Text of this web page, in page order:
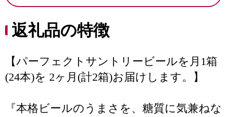
返礼品の特徴
【パーフェクトサントリービールを月1箱
(24本)を 2ヶ月(計2箱)お届けします。】
『本格ビールのうまさを、糖質に気兼ねな